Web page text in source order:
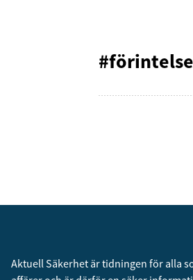
Aktuell Säkerhet är tidningen för alla